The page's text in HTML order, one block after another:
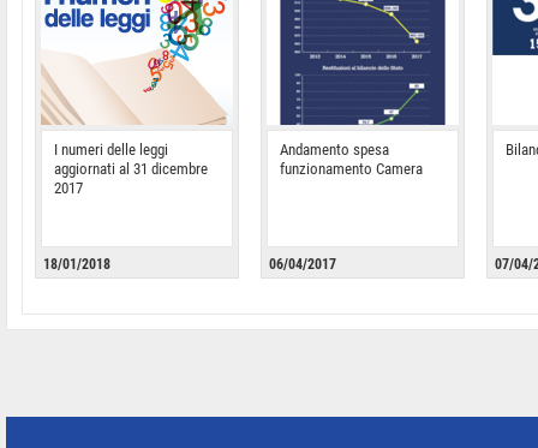
I numeri delle leggi
aggiornati al 31 dicembre
2017
18/01/2018
Andamento spesa
funzionamento Camera
06/04/2017 07/04/